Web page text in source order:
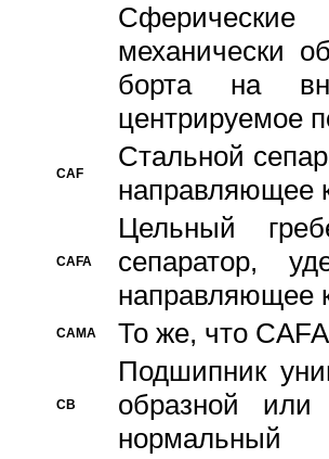
механически
борта на
центрируемое
CAF
Стальной
направляющее
CAFA
Цельный
сепаратор,
направляющее
CAMA То же, что
CB
Подшипник
образной
нормальный